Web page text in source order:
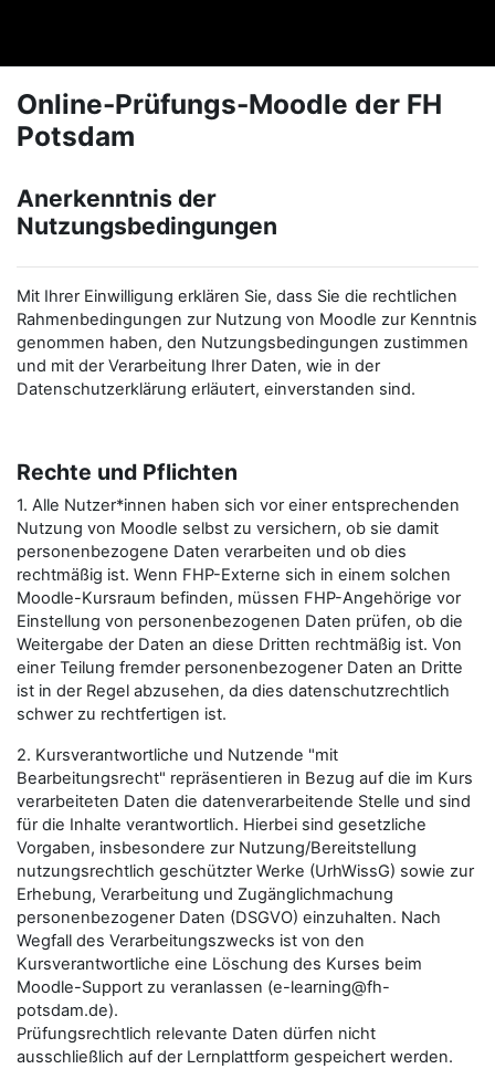
Online-Prüfungs-Moodle der FH
Potsdam
Anerkenntnis der
Nutzungsbedingungen
Mit Ihrer Einwilligung erklären Sie, dass Sie die rechtlichen
Rahmenbedingungen zur Nutzung von Moodle zur Kenntnis
genommen haben, den Nutzungsbedingungen zustimmen
und mit der Verarbeitung Ihrer Daten, wie in der
Datenschutzerklärung erläutert, einverstanden sind.
Rechte und Pflichten
1. Alle Nutzer*innen haben sich vor einer entsprechenden
Nutzung von Moodle selbst zu versichern, ob sie damit
personenbezogene Daten verarbeiten und ob dies
rechtmäßig ist. Wenn FHP-Externe sich in einem solchen
Moodle-Kursraum befinden, müssen FHP-Angehörige vor
Einstellung von personenbezogenen Daten prüfen, ob die
Weitergabe der Daten an diese Dritten rechtmäßig ist. Von
einer Teilung fremder personenbezogener Daten an Dritte
ist in der Regel abzusehen, da dies datenschutzrechtlich
schwer zu rechtfertigen ist.
2. Kursverantwortliche und Nutzende "mit
Bearbeitungsrecht" repräsentieren in Bezug auf die im Kurs
verarbeiteten Daten die datenverarbeitende Stelle und sind
für die Inhalte verantwortlich. Hierbei sind gesetzliche
Vorgaben, insbesondere zur Nutzung/Bereitstellung
nutzungsrechtlich geschützter Werke (UrhWissG) sowie zur
Erhebung, Verarbeitung und Zugänglichmachung
personenbezogener Daten (DSGVO) einzuhalten. Nach
Wegfall des Verarbeitungszwecks ist von den
Kursverantwortliche eine Löschung des Kurses beim
Moodle-Support zu veranlassen (e-learning@fh-
potsdam.de).
Prüfungsrechtlich relevante Daten dürfen nicht
ausschließlich auf der Lernplattform gespeichert werden.